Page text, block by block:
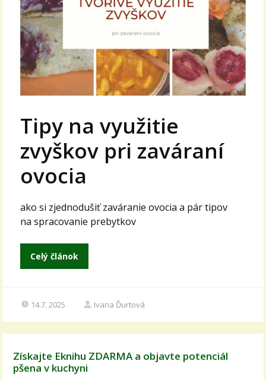
Tipy na využitie
zvyškov pri zaváraní
ovocia
ako si zjednodušiť zaváranie ovocia a pár tipov
na spracovanie prebytkov
Celý článok
14.7. 2025 Ivana Ďurtová
Získajte Eknihu ZDARMA a objavte potenciál
pšena v kuchyni